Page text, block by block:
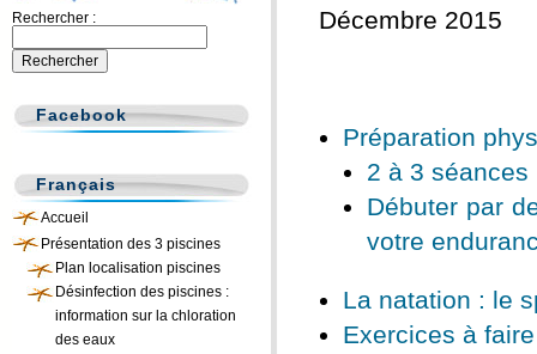
Décembre 2015
Préparation
2 à 3
Débuter par
votre
La natation : le
Exercices à
Rechercher :
Facebook
Français
Accueil
Présentation des 3 piscines
Plan localisation piscines
Désinfection des piscines :
information sur la chloration
des eaux